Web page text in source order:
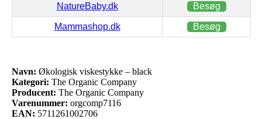
NatureBaby.dk Besøg
Mammashop.dk Besøg
Navn: Økologisk viskestykke – black
Kategori: The Organic Company
Producent: The Organic Company
Varenummer: orgcomp7116
EAN: 5711261002706